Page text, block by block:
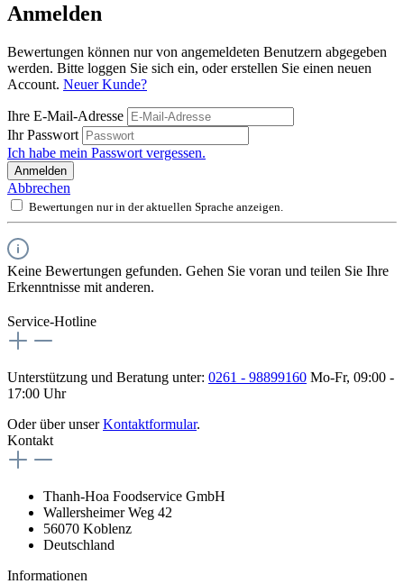
Anmelden
Bewertungen können nur von angemeldeten Benutzern abgegeben
werden. Bitte loggen Sie sich ein, oder erstellen Sie einen neuen
Account. Neuer Kunde?
Ihre E-Mail-Adresse
Ihr Passwort
Ich habe mein Passwort vergessen.
Anmelden
Abbrechen
Bewertungen nur in der aktuellen Sprache anzeigen.
Keine Bewertungen gefunden. Gehen Sie voran und teilen Sie Ihre
Erkenntnisse mit anderen.
Service-Hotline
Unterstützung und Beratung unter: 0261 - 98899160 Mo-Fr, 09:00 -
17:00 Uhr
Oder über unserKontaktformular.
Kontakt
Thanh-Hoa Foodservice GmbH
Wallersheimer Weg 42
56070 Koblenz
Deutschland
Informationen